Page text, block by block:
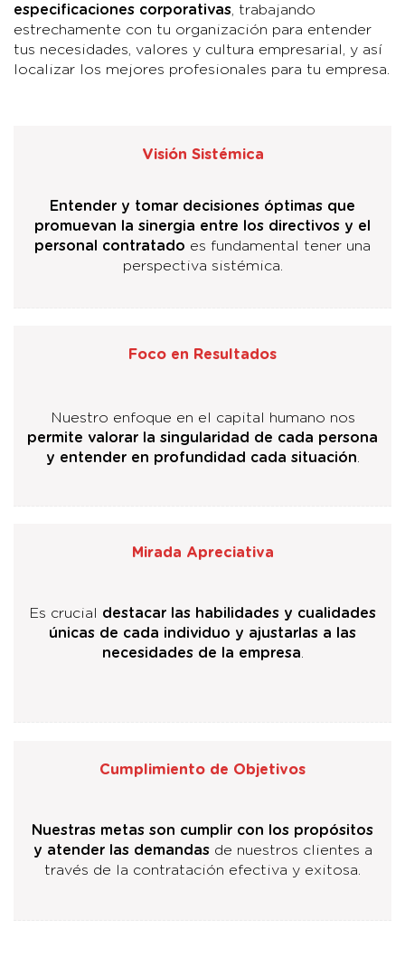
especificaciones corporativas , trabajando
estrechamente con tu organización para entender
tus necesidades, valores y cultura empresarial, y así
localizar los mejores profesionales para tu empresa.
Visión Sistémica
Entender y tomar decisiones óptimas que
promuevan la sinergia entre los directivos y el
personal contratado es fundamental tener una
perspectiva sistémica.
Foco en Resultados
Nuestro enfoque en el capital humano nos
permite valorar la singularidad de cada persona
y entender en profundidad cada situación
Mirada Apreciativa
Es crucial destacar las habilidades y cualidades
únicas de cada individuo y ajustarlas a las
necesidades de la empresa.
Cumplimiento de Objetivos
Nuestras metas son cumplir con los propósitos
y atender las demandasde nuestros clientes a
través de la contratación efectiva y exitosa.